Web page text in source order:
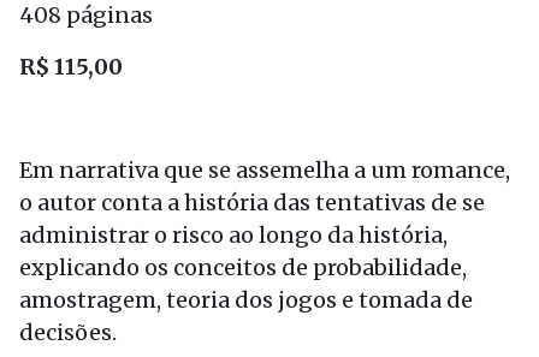
408 páginas
R$ 115,00
Em narrativa que se assemelha a um romance,
o autor conta a história das tentativas de se
administrar o risco ao longo da história,
explicando os conceitos de probabilidade,
amostragem, teoria dos jogos e tomada de
decisões.